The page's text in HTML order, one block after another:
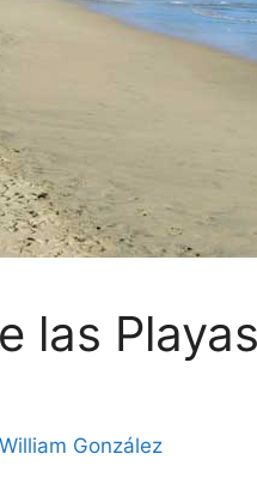
las
William González